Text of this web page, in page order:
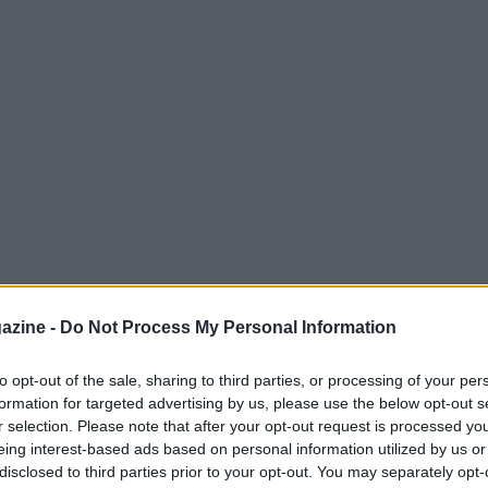
- Do Not Process My Personal Information
opt-out of the sale, sharing to third parties, or processing of your
for targeted advertising by us, please use the below opt-out
selection. Please note that after your opt-out request is processed
interest-based ads based on personal information utilized by us
to third parties prior to your opt-out. You may separately
del calcio italiano e una persona
da calciatore, tra Milan e Nazionale,